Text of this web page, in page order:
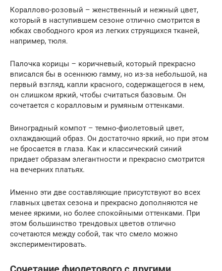
Кораллово-розовый – женственный и нежный цвет,
который в наступившем сезоне отлично смотрится в
юбках свободного кроя из легких струящихся тканей,
например, тюля.
Палочка корицы – коричневый, который прекрасно
вписался бы в осеннюю гамму, но из-за небольшой, на
первый взгляд, капли красного, содержащегося в нем,
он слишком яркий, чтобы считаться базовым. Он
сочетается с коралловым и румяным оттенками.
Виноградный компот – темно-фиолетовый цвет,
охлаждающий образ. Он достаточно яркий, но при этом
не бросается в глаза. Как и классический синий
придает образам элегантности и прекрасно смотрится
на вечерних платьях.
Именно эти две составляющие присутствуют во всех
главных цветах сезона и прекрасно дополняются не
менее яркими, но более спокойными оттенками. При
этом большинство трендовых цветов отлично
сочетаются между собой, так что смело можно
экспериментировать.